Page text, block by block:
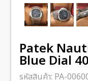
Patek
Blue Dial
รหัสสินค้า: PA-